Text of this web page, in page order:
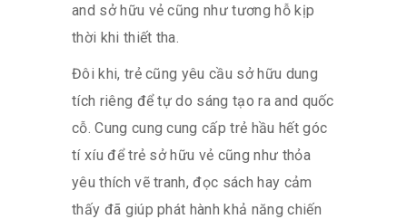
and sở hữu vẻ cũng như tương hỗ kịp
thời khi thiết tha.
Đôi khi, trẻ cũng yêu cầu sở hữu dung
tích riêng để tự do sáng tạo ra and quốc
cỗ. Cung cung cung cấp trẻ hầu hết góc
tí xíu để trẻ sở hữu vẻ cũng như thỏa
yêu thích vẽ tranh, đọc sách hay cảm
thấy đã giúp phát hành khả năng chiến